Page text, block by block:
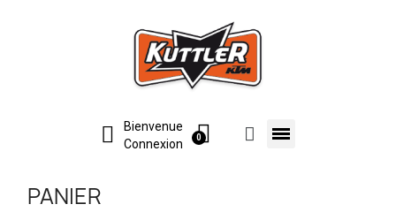
Bienvenue
Connexion
PANIER